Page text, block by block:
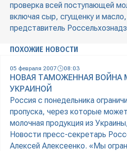
проверка всей поступающей
включая сыр, сгущенку и
представитель
ПОХОЖИЕ НОВОСТИ
05 февраля 2007 08:03
НОВАЯ ТАМОЖЕННАЯ ВОЙНА
УКРАИНОЙ
Россия с понедельника
пропуска, через которые
молочная продукция из
Новости пресс-секретарь
Алексей Алексеенко. «Мы